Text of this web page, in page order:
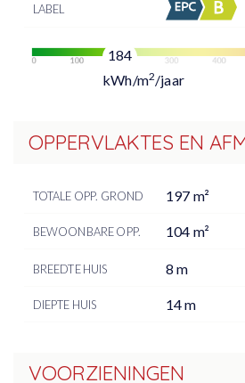
LABEL
184
kWh/m2/jaar
OPPERVLAKTES EN
TOTALE OPP. GROND 197 m²
BEWOONBARE OPP. 104 m²
BREEDTE HUIS 8 m
DIEPTE HUIS 14 m
VOORZIENINGEN